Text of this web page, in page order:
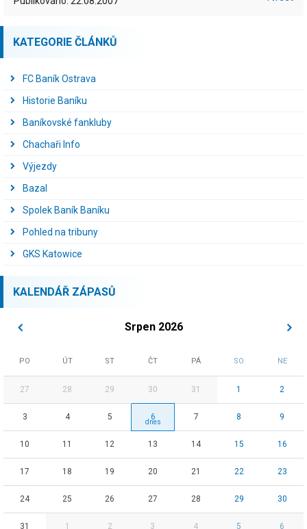
KATEGORIE ČLÁNKŮ
FC Baník Ostrava
Historie Baníku
Baníkovské fankluby
Chachaři Info
Výjezdy
Bazal
Spolek Baník Baníku
Pohled na tribuny
GKS Katowice
KALENDÁŘ ZÁPASŮ
Srpen 2026
PO ÚT ST ČT PÁ SO NE
27 28 29 30 31 1 2
3 4 5 6 7 8 9
10 11 12 13 14 15 16
17 18 19 20 21 22 23
24 25 26 27 28 29 30
31 1 2 3 4 5 6